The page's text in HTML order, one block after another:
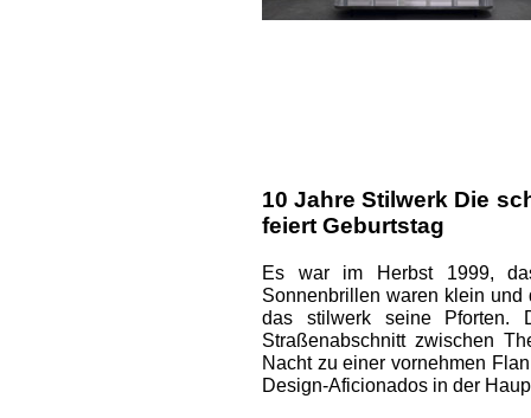
10 Jahre Stilwerk Die
feiert Geburtstag
Es war im Herbst 1999,
Sonnenbrillen waren klein und
das stilwerk seine Pforten.
Straßenabschnitt zwischen
Nacht zu ­einer vornehmen
Design-Aficio­nados in der